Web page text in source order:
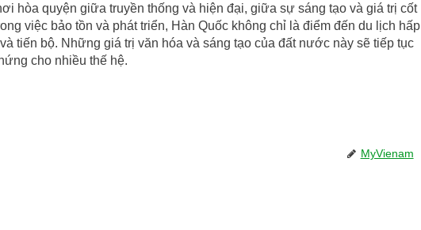
hòa quyện giữa truyền thống và hiện đại, giữa sự sáng tạo và giá trị cốt
việc bảo tồn và phát triển, Hàn Quốc không chỉ là điểm đến du lịch hấp
tiến bộ. Những giá trị văn hóa và sáng tạo của đất nước này sẽ tiếp tục
cho nhiều thế hệ.
MyVienam